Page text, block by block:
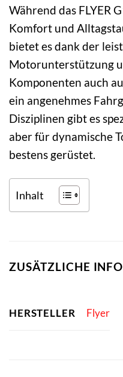
Während das FLYER
Komfort und
bietet es dank der
Motorunterstützung
Komponenten auch
ein angenehmes
Disziplinen gibt es
aber für dynamische
bestens gerüstet.
Inhalt
ZUSÄTZLICHE
HERSTELLER Flyer